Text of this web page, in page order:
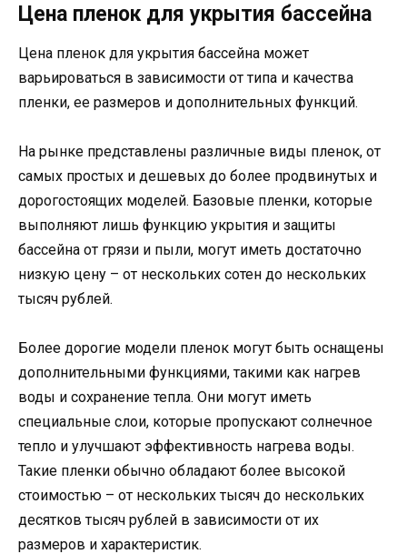
Цена пленок для укрытия бассейна
Цена пленок для укрытия бассейна может
варьироваться в зависимости от типа и качества
пленки, ее размеров и дополнительных функций.
На рынке представлены различные виды пленок, от
самых простых и дешевых до более продвинутых и
дорогостоящих моделей. Базовые пленки, которые
выполняют лишь функцию укрытия и защиты
бассейна от грязи и пыли, могут иметь достаточно
низкую цену – от нескольких сотен до нескольких
тысяч рублей.
Более дорогие модели пленок могут быть оснащены
дополнительными функциями, такими как нагрев
воды и сохранение тепла. Они могут иметь
специальные слои, которые пропускают солнечное
тепло и улучшают эффективность нагрева воды.
Такие пленки обычно обладают более высокой
стоимостью – от нескольких тысяч до нескольких
десятков тысяч рублей в зависимости от их
размеров и характеристик.